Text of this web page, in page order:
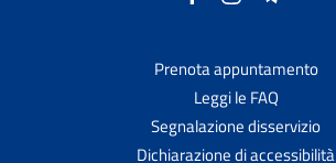
Prenota appuntamento
Leggi le FAQ
Segnalazione disservizio
Dichiarazione di accessibilità